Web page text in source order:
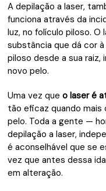
A depilação a laser,
funciona através da
luz, no folículo piloso. O
substância que dá cor
piloso desde a sua raiz,
novo pelo.
Uma vez queo laser é
tão eficaz quando mais
pelo. Toda a gente —
depilação a laser,
é aconselhável que se
vez que antes dessa
em alteração.